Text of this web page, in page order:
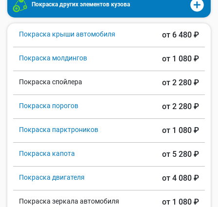
Покраска других элементов кузова
Покраска крыши автомобиля от 6 480 ₽
Покраска молдингов от 1 080 ₽
Покраска спойлера от 2 280 ₽
Покраска порогов от 2 280 ₽
Покраска парктроников от 1 080 ₽
Покраска капота от 5 280 ₽
Покраска двигателя от 4 080 ₽
Покраска зеркала автомобиля от 1 080 ₽